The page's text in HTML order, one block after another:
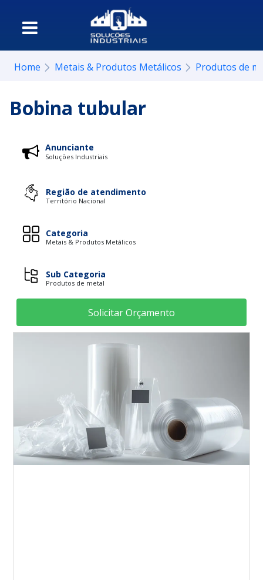
Home Metais & Produtos Metálicos Produtos de
Bobina tubular
Anunciante
Soluções Industriais
Região de atendimento
Território Nacional
Categoria
Metais & Produtos Metálicos
Sub Categoria
Produtos de metal
Solicitar Orçamento